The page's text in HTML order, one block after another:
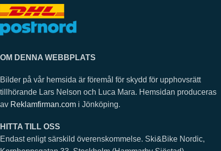
OM DENNA WEBBPLATS
Bilder på vår hemsida är föremål för skydd för upphovsrätt
tillhörande Lars Nelson och Luca Mara. Hemsidan produceras
av Reklamfirman.com i Jönköping.
HITTA TILL OSS
Endast enligt särskild överenskommelse. Ski&Bike Nordic,